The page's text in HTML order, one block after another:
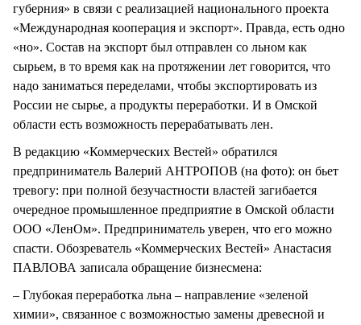
губерния» в связи с реализацией национального проекта
«Международная кооперация и экспорт». Правда, есть одно
«но». Состав на экспорт был отправлен со льном как
сырьем, в то время как на протяжении лет говорится, что
надо заниматься переделами, чтобы экспортировать из
России не сырье, а продукты переработки. И в Омской
области есть возможность перерабатывать лен.
В редакцию «Коммерческих Вестей» обратился
предприниматель Валерий АНТРОПОВ (на фото): он бьет
тревогу: при полной безучастности властей загибается
очередное промышленное предприятие в Омской области
ООО «ЛенОм». Предприниматель уверен, что его можно
спасти. Обозреватель «Коммерческих Вестей» Анастасия
ПАВЛОВА записала обращение бизнесмена:
– Глубокая переработка льна – направление «зеленой
химии», связанное с возможностью замены древесной и